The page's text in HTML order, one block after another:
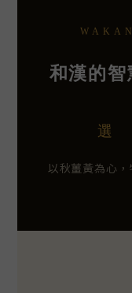
和漢的
以秋薑黃為心